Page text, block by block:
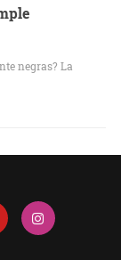
negras? La